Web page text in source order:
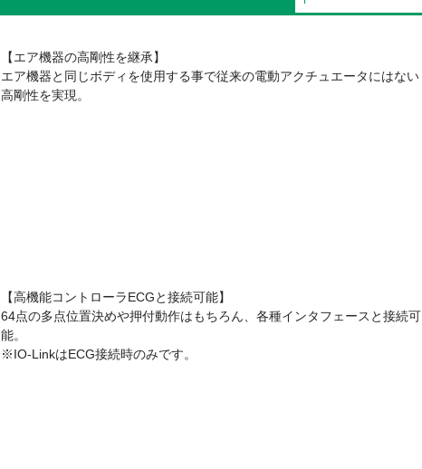
【エア機器の高剛性を継承】
エア機器と同じボディを使用する事で従来の電動アクチュエータにはない
高剛性を実現。
【高機能コントローラECGと接続可能】
64点の多点位置決めや押付動作はもちろん、各種インタフェースと接続可
能。
※IO-LinkはECG接続時のみです。